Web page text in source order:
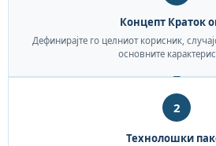
Концепт Краток
Дефинирајте го целниот корисник,
основните
2
Технолошки